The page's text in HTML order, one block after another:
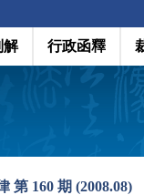
解 行政函釋
第 160 期 (2008.08)